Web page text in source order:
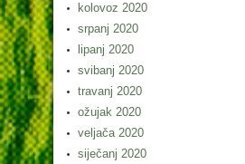
kolovoz 2020
srpanj 2020
lipanj 2020
svibanj 2020
travanj 2020
ožujak 2020
veljača 2020
siječanj 2020